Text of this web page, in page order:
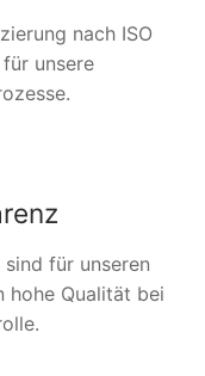
nach ISO
unsere
für unseren
hohe Qualität bei